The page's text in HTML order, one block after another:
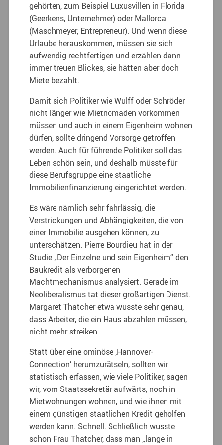
gehörten, zum Beispiel Luxusvillen in Florida
(Geerkens, Unternehmer) oder Mallorca
(Maschmeyer, Entrepreneur). Und wenn diese
Urlaube herauskommen, müssen sie sich
aufwendig rechtfertigen und erzählen dann
immer treuen Blickes, sie hätten aber doch
Miete bezahlt.
Damit sich Politiker wie Wulff oder Schröder
nicht länger wie Mietnomaden vorkommen
müssen und auch in einem Eigenheim wohnen
dürfen, sollte dringend Vorsorge getroffen
werden. Auch für führende Politiker soll das
Leben schön sein, und deshalb müsste für
diese Berufsgruppe eine staatliche
Immobilienfinanzierung eingerichtet werden.
Es wäre nämlich sehr fahrlässig, die
Verstrickungen und Abhängigkeiten, die von
einer Immobilie ausgehen können, zu
unterschätzen. Pierre Bourdieu hat in der
Studie „Der Einzelne und sein Eigenheim“ den
Baukredit als verborgenen
Machtmechanismus analysiert. Gerade im
Neoliberalismus tat dieser großartigen Dienst.
Margaret Thatcher etwa wusste sehr genau,
dass Arbeiter, die ein Haus abzahlen müssen,
nicht mehr streiken.
Statt über eine ominöse ‚Hannover-
Connection‘ herumzurätseln, sollten wir
statistisch erfassen, wie viele Politiker, sagen
wir, vom Staatssekretär aufwärts, noch in
Mietwohnungen wohnen, und wie ihnen mit
einem günstigen staatlichen Kredit geholfen
werden kann. Schnell. Schließlich wusste
schon Frau Thatcher, dass man „lange in